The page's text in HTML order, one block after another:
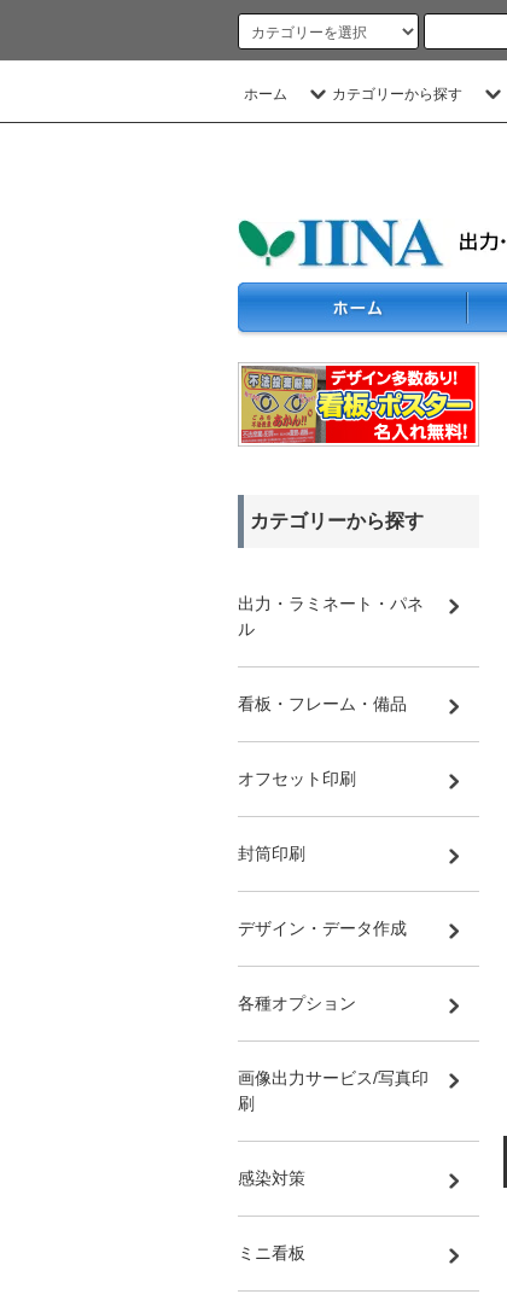
ホーム カテゴリーから探す
カテゴリーから探す
出力・ラミネート・パネ
ル
看板・フレーム・備品
オフセット印刷
封筒印刷
デザイン・データ作成
各種オプション
画像出力サービス/写真印
刷
感染対策
ミニ看板